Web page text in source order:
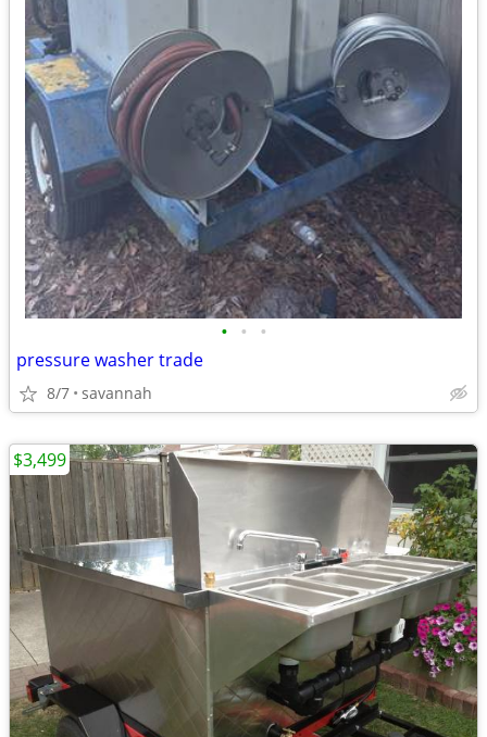
• • •
pressure washer trade
8/7 savannah
$3,499